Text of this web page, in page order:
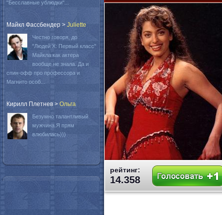
рейтинг:
14.358
"Бесславные ублюдки"...
Майкл Фассбендер > Juliette
Честно говоря, до
"Людей Х: Первый класс"
Майкла как актера
вообще не знала. Да и
спин-офф про профессора и
Магнито особ...
Кирилл Плетнев > Oльга
Безумно талантливый
мужчина.Я прям
влюбилась)))